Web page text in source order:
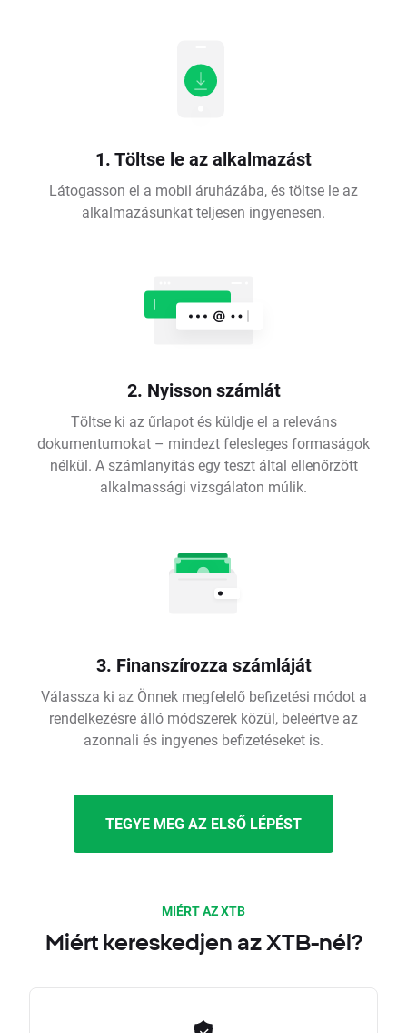
1. Töltse le az alkalmazást
Látogasson el a mobil áruházába, és töltse le az
alkalmazásunkat teljesen ingyenesen.
2. Nyisson számlát
Töltse ki az űrlapot és küldje el a releváns
dokumentumokat – mindezt felesleges formaságok
nélkül. A számlanyitás egy teszt által ellenőrzött
alkalmassági vizsgálaton múlik.
3. Finanszírozza számláját
Válassza ki az Önnek megfelelő befizetési módot a
rendelkezésre álló módszerek közül, beleértve az
azonnali és ingyenes befizetéseket is.
TEGYE MEG AZ ELSŐ LÉPÉST
MIÉRT AZ XTB
Miért kereskedjen az XTB-nél?